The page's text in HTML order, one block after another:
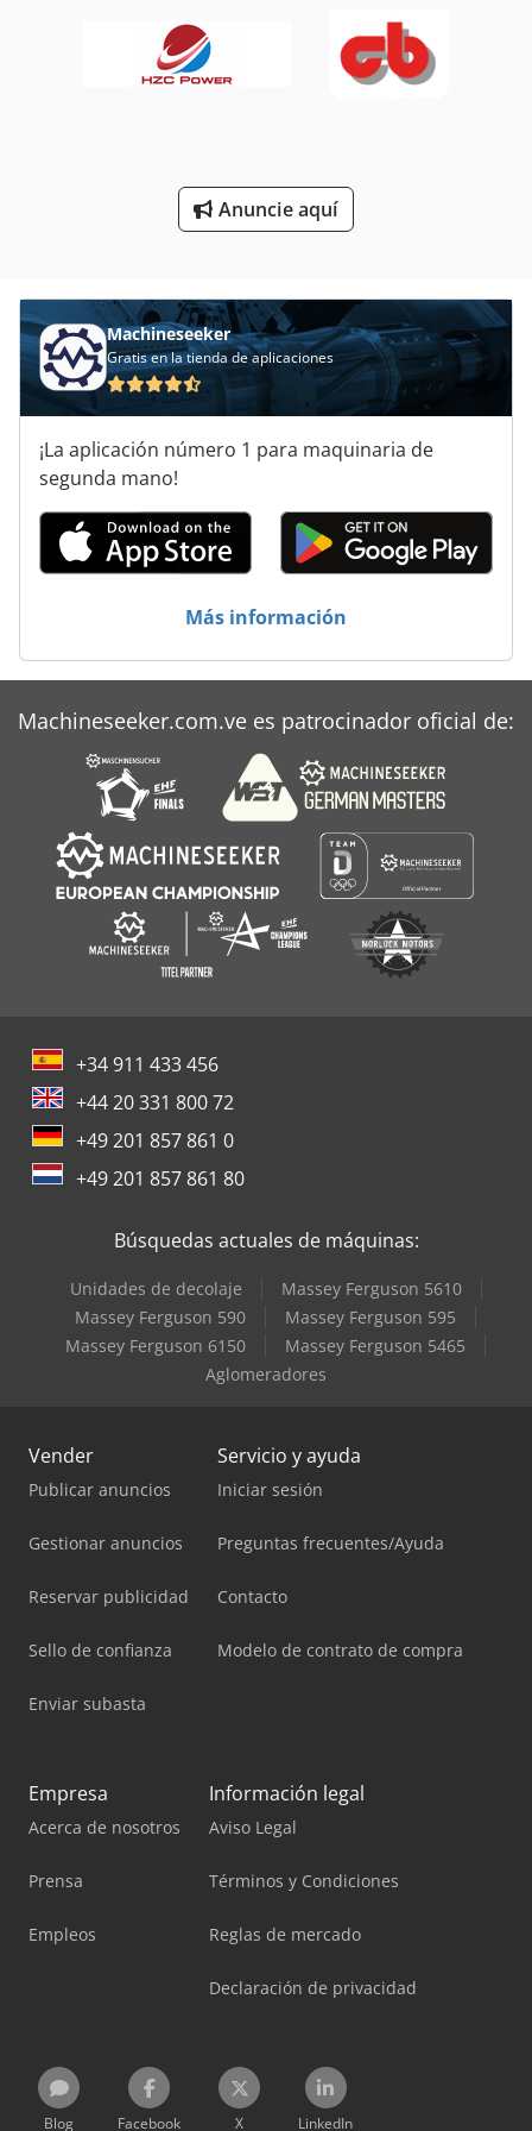
Reciclaje De Cables
Red De Carreteras
Trituradora De Madera
Anuncie aquí
Machineseeker
Gratis en la tienda de aplicaciones
¡La aplicación número 1 para maquinaria de
segunda mano!
Más información
Machineseeker.com.ve es patrocinador oficial de:
+34 911 433 456
+44 20 331 800 72
+49 201 857 861 0
+49 201 857 861 80
Búsquedas actuales de máquinas:
Unidades de decolaje
Massey Ferguson 5610
Massey Ferguson 590
Massey Ferguson 595
Massey Ferguson 6150
Massey Ferguson 5465
Aglomeradores
Vender
Publicar anuncios
Gestionar anuncios
Reservar publicidad
Sello de confianza
Enviar subasta
Servicio y ayuda
Iniciar sesión
Preguntas frecuentes/Ayuda
Contacto
Modelo de contrato de compra
Empresa
Acerca de nosotros
Prensa
Empleos
Información legal
Aviso Legal
Términos y Condiciones
Reglas de mercado
Declaración de privacidad
Blog Facebook X LinkedIn